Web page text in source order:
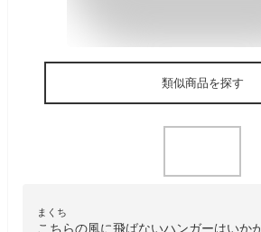
類似商品を探す
まくち
こちらの風に飛ばないハンガーはいか